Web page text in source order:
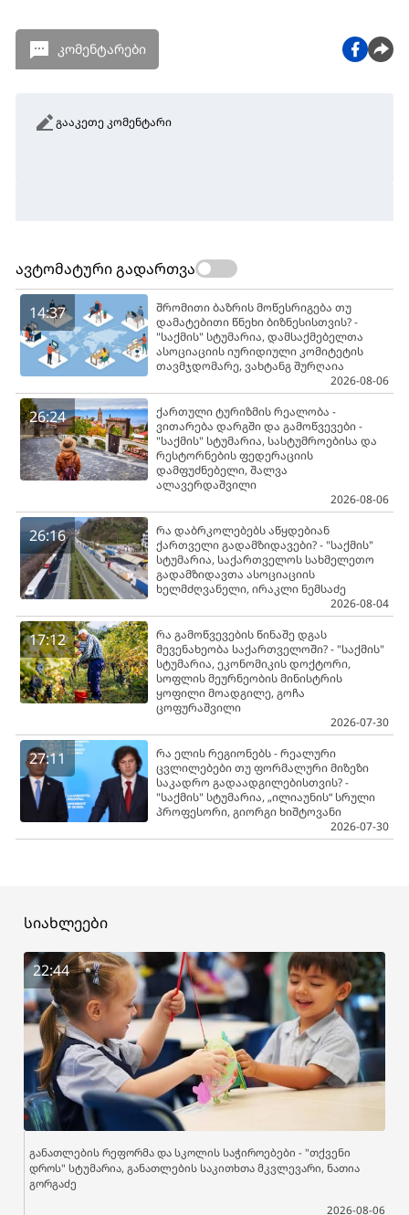
კომენტარები
გააკეთე კომენტარი
ავტომატური გადართვა
14:37
შრომითი ბაზრის მოწესრიგება თუ
დამატებითი წნეხი ბიზნესისთვის? -
"საქმის" სტუმარია, დამსაქმებელთა
ასოციაციის იურიდიული კომიტეტის
თავმჯდომარე, ვახტანგ შურღაია
2026-08-06
26:24
ქართული ტურიზმის რეალობა -
ვითარება დარგში და გამოწვევები -
"საქმის" სტუმარია, სასტუმროებისა და
რესტორნების ფედერაციის
დამფუძნებელი, შალვა
ალავერდაშვილი
2026-08-06
26:16
რა დაბრკოლებებს აწყდებიან
ქართველი გადამზიდავები? - "საქმის"
სტუმარია, საქართველოს სახმელეთო
გადამზიდავთა ასოციაციის
ხელმძღვანელი, ირაკლი ნემსაძე
2026-08-04
17:12
რა გამოწვევების წინაშე დგას
მევენახეობა საქართველოში? - "საქმის"
სტუმარია, ეკონომიკის დოქტორი,
სოფლის მეურნეობის მინისტრის
ყოფილი მოადგილე, გოჩა
ცოფურაშვილი
2026-07-30
27:11
რა ელის რეგიონებს - რეალური
ცვლილებები თუ ფორმალური მიზეზი
საკადრო გადაადგილებისთვის? -
"საქმის" სტუმარია, „ილიაუნის“ სრული
პროფესორი, გიორგი ხიშტოვანი
2026-07-30
სიახლეები
22:44
განათლების რეფორმა და სკოლის საჭიროებები - "თქვენი
დროს" სტუმარია, განათლების საკითხთა მკვლევარი, ნათია
გორგაძე
2026-08-06